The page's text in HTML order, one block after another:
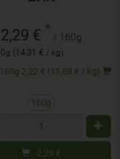
2,29 € * / 160g
(14,31 € / kg)
ab 6: 160g 2,22 € (13,88 € / kg)
160g
2,29 €